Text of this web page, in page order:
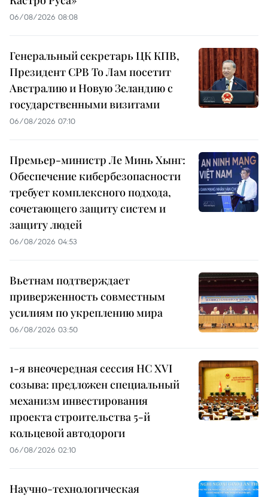
06/08/2026 08:08
Генеральный секретарь ЦК КПВ,
Президент СРВ То Лам посетит
Австралию и Новую Зеландию с
государственными визитами
06/08/2026 07:10
Премьер-министр Ле Минь Хынг:
Обеспечение кибербезопасности
требует комплексного подхода,
сочетающего защиту систем и
защиту людей
06/08/2026 04:53
Вьетнам подтверждает
приверженность совместным
усилиям по укреплению мира
06/08/2026 03:50
1-я внеочередная сессия НС XVI
созыва: предложен специальный
механизм инвестирования
проекта строительства 5-й
кольцевой автодороги
06/08/2026 02:10
Научно-технологическая